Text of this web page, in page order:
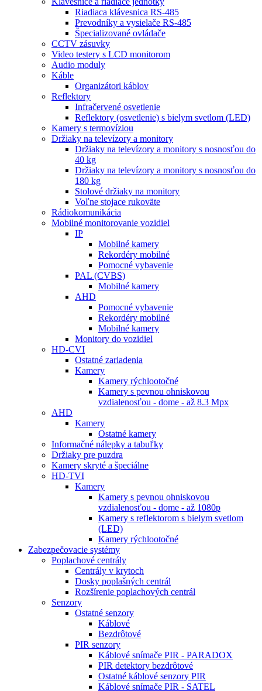
Riadiaca klávesnica RS-485
Prevodníky a vysielače RS-485
Špecializované ovládače
CCTV zásuvky
Video testery s LCD monitorom
Audio moduly
Káble
Organizátori káblov
Reflektory
Infračervené osvetlenie
Reflektory (osvetlenie) s bielym svetlom (LED)
Kamery s termovíziou
Držiaky na televízory a monitory
Držiaky na televízory a monitory s nosnosťou do
40 kg
Držiaky na televízory a monitory s nosnosťou do
180 kg
Stolové držiaky na monitory
Voľne stojace rukoväte
Rádiokomunikácia
Mobilné monitorovanie vozidiel
IP
Mobilné kamery
Rekordéry mobilné
Pomocné vybavenie
PAL (CVBS)
Mobilné kamery
AHD
Pomocné vybavenie
Rekordéry mobilné
Mobilné kamery
Monitory do vozidiel
HD-CVI
Ostatné zariadenia
Kamery
Kamery rýchlootočné
Kamery s pevnou ohniskovou
vzdialenosťou - dome - až 8.3 Mpx
AHD
Kamery
Ostatné kamery
Informačné nálepky a tabuľky
Držiaky pre puzdra
Kamery skryté a špeciálne
HD-TVI
Kamery
Kamery s pevnou ohniskovou
vzdialenosťou - dome - až 1080p
Kamery s reflektorom s bielym svetlom
(LED)
Kamery rýchlootočné
Zabezpečovacie systémy
Poplachové centrály
Centrály v krytoch
Dosky poplašných centrál
Rozšírenie poplachových centrál
Senzory
Ostatné senzory
Káblové
Bezdrôtové
PIR senzory
Káblové snímače PIR - PARADOX
PIR detektory bezdrôtové
Ostatné káblové senzory PIR
Káblové snímače PIR - SATEL